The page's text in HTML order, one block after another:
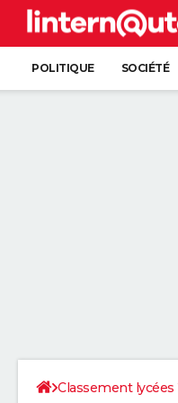
POLITIQUE SOCIÉTÉ
Classement lycées